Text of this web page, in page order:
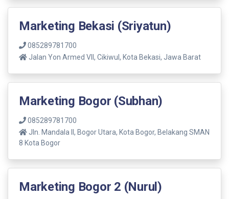
Marketing Bekasi (Sriyatun)
085289781700
Jalan Yon Armed VII, Cikiwul, Kota Bekasi, Jawa Barat
Marketing Bogor (Subhan)
085289781700
Jln. Mandala ll, Bogor Utara, Kota Bogor, Belakang SMAN
8 Kota Bogor
Marketing Bogor 2 (Nurul)